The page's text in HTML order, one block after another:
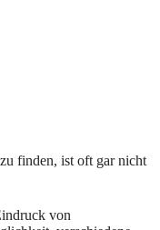
finden, ist oft gar nicht
von